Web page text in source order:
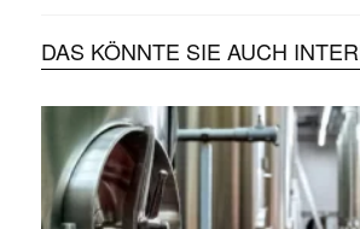
DAS KÖNNTE SIE AUCH